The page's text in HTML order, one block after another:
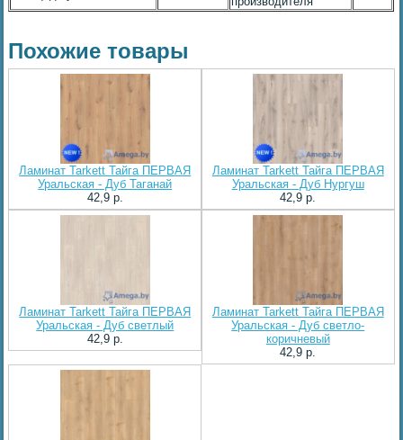
Похожие товары
Ламинат Tarkett Тайга ПЕРВАЯ
Уральская - Дуб Таганай
42,9 p.
Ламинат Tarkett Тайга ПЕРВАЯ
Уральская - Дуб Нургуш
42,9 p.
Ламинат Tarkett Тайга ПЕРВАЯ
Уральская - Дуб светлый
42,9 p.
Ламинат Tarkett Тайга ПЕРВАЯ
Уральская - Дуб светло-
коричневый
42,9 p.